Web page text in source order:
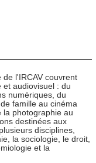
l'IRCAV couvrent
et audiovisuel : du
numériques, du
famille au cinéma
la photographie au
destinées aux
disciplines,
la sociologie, le droit,
et la